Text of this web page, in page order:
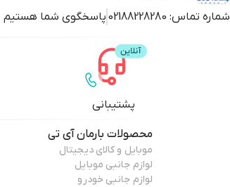
شماره تماس: 02188228280 پاسخگوی شما هستیم
پشتیبانی
محصولات بارمان آی تی
موبایل و کالای دیجیتال
لوازم جانبی موبایل
لوازم جانبی خودرو